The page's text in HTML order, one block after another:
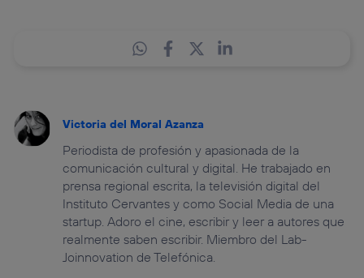
Victoria del Moral Azanza
Periodista de profesión y apasionada de la
comunicación cultural y digital. He trabajado en
prensa regional escrita, la televisión digital del
Instituto Cervantes y como Social Media de una
startup. Adoro el cine, escribir y leer a autores que
realmente saben escribir. Miembro del Lab-
Joinnovation de Telefónica.